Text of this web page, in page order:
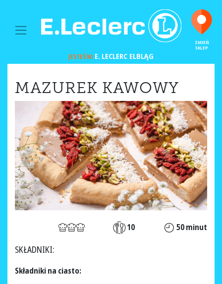
MAIN NAVIGATION
ZMIEŃ
SKLEP
JESTEŚ W: E. LECLERC ELBLĄG
MAZUREK KAWOWY
10 50 minut
SKŁADNIKI:
Składniki na ciasto: